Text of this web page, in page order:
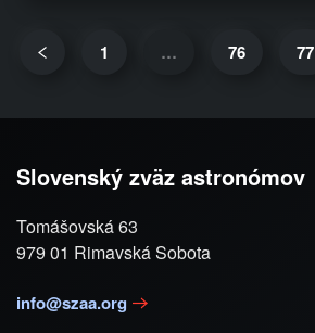
1 … 76 77
Slovenský zväz astronómov
Tomášovská 63
979 01 Rimavská Sobota
info@szaa.org